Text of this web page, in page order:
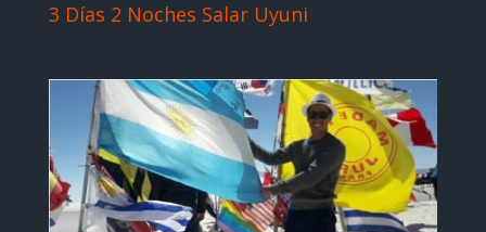
3 Días 2 Noches Salar Uyuni